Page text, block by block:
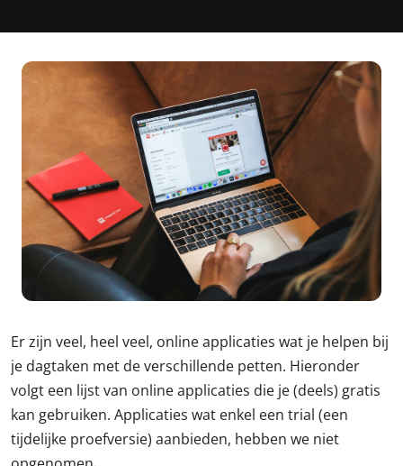
Er zijn veel, heel veel, online applicaties wat je helpen bij
je dagtaken met de verschillende petten. Hieronder
volgt een lijst van online applicaties die je (deels) gratis
kan gebruiken. Applicaties wat enkel een trial (een
tijdelijke proefversie) aanbieden, hebben we niet